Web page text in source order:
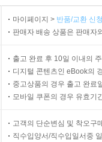
보다 자연스럽고 구
실감 있게 다가올 수 있
지 담은 명품 번역
술이나 묘사의 경우
체에서만 느낄 수 있
은 국립국어원 표준국
마이페이지 > 반품/교환 신
판매자 배송 상품은 판매자
출고 완료 후 10일 이내의
디지털 콘텐츠인 eBook의
중고상품의 경우 출고 완료
모바일 쿠폰의 경우 유효기
고객의 단순변심 및 착오구
직수입양서/직수입일서중